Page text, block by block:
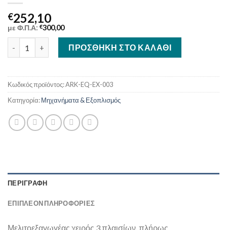
€252,10
με Φ.Π.Α: €300,00
Μελιτοεξαγωγέας 3 Πλαισίων Χειροκίνητος ποσότητα
ΠΡΟΣΘΉΚΗ ΣΤΟ ΚΑΛΆΘΙ
Κωδικός προϊόντος:ARK-EQ-EX-003
Κατηγορία:Μηχανήματα & Εξοπλισμός
ΠΕΡΙΓΡΑΦΉ
ΕΠΙΠΛΈΟΝ ΠΛΗΡΟΦΟΡΊΕΣ
Μελιτοεξαγωγέας χειρός 3 πλαισίων, πλήρως